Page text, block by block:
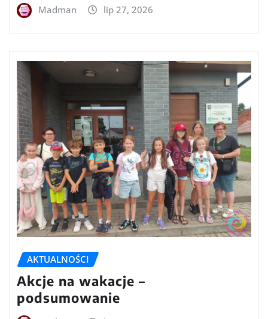
Madman lip 27, 2026
AKTUALNOŚCI
Akcje na wakacje –
podsumowanie